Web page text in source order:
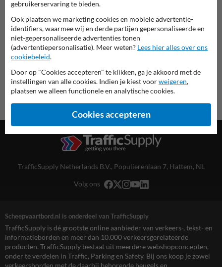
overzicht officiële scheepvaartborden
Scheepvaartbord.nl
TrafficSupply Netherlands B.V., Populierenlaan 7, Hattem, NL
Volg ons
Scheepvaartbord.nl is onderdeel van TrafficSupply
TrafficSupply is dé grootste online aanbieder van verkeers-, tekst- en
informatieborden en meer dan 10.000 verkeersgerelateerde
producten. TrafficSupply bestaat uit meerdere webshopconcepten,
onder te verdelen in Traffic, Parking en Safety. Bij ons koop je zowel
verkeersborden met de daarbij behorende beugels en
gebruikerservaring te bieden.
Ook plaatsen we marketing cookies en mobiele advertentie-
identifiers, waarmee wij en derde partijen gepersonaliseerde en
niet-gepersonaliseerde advertenties tonen
(advertentiepersonalisatie). Meer weten? Lees hier alles over ons
cookiebeleid.
Door op "Cookies accepteren" te klikken, ga je akkoord met de
instellingen van alle cookies. Indien je kiest voorweigeren,
plaatsen we alleen functionele en analytische cookies.
Cookies accepteren